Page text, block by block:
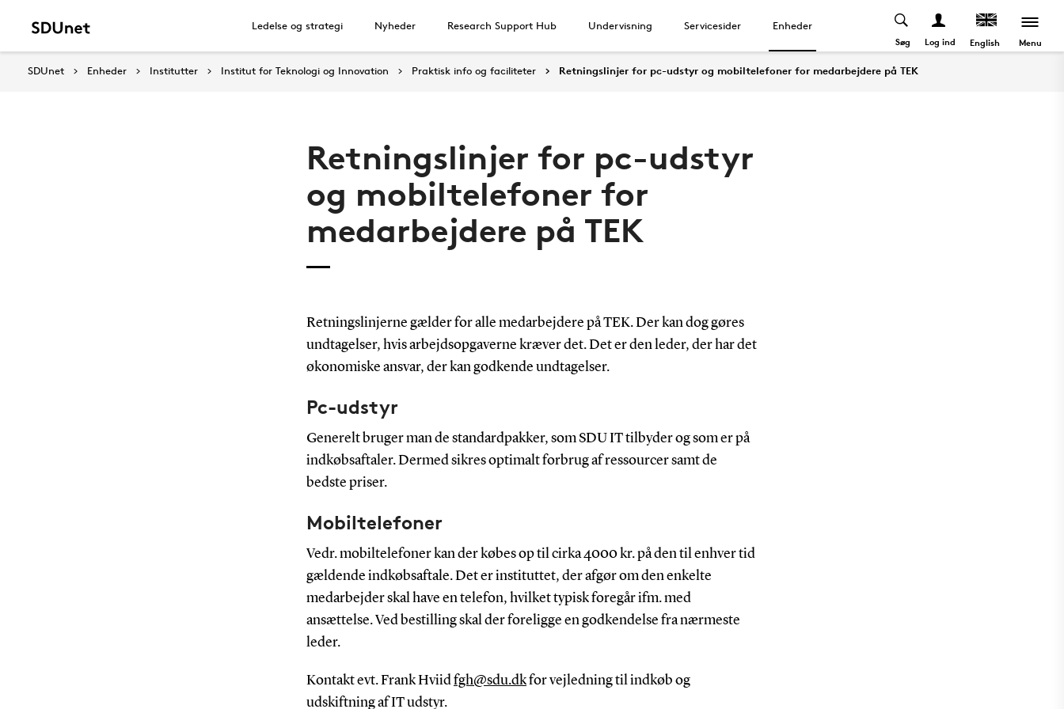
Ledelse og strategi Nyheder Research Support Hub Undervisning Servicesider Enheder
Søg Log ind English Menu
SDUnet Enheder Institutter Institut for Teknologi og Innovation Praktisk info og faciliteter Retningslinjer for pc-udstyr og mobiltelefoner for medarbejdere på TEK
Retningslinjer for pc-udstyr
og mobiltelefoner for
medarbejdere på TEK
Retningslinjerne gælder for alle medarbejdere på TEK. Der kan dog gøres
undtagelser, hvis arbejdsopgaverne kræver det. Det er den leder, der har det
økonomiske ansvar, der kan godkende undtagelser.
Pc-udstyr
Generelt bruger man de standardpakker, som SDU IT tilbyder og som er på
indkøbsaftaler. Dermed sikres optimalt forbrug af ressourcer samt de
bedste priser.
Mobiltelefoner
Vedr. mobiltelefoner kan der købes op til cirka 4000 kr. på den til enhver tid
gældende indkøbsaftale. Det er instituttet, der afgør om den enkelte
medarbejder skal have en telefon, hvilket typisk foregår ifm. med
ansættelse. Ved bestilling skal der foreligge en godkendelse fra nærmeste
leder.
Kontakt evt. Frank Hviidfgh@sdu.dkfor vejledning til indkøb og
udskiftning af IT udstyr.